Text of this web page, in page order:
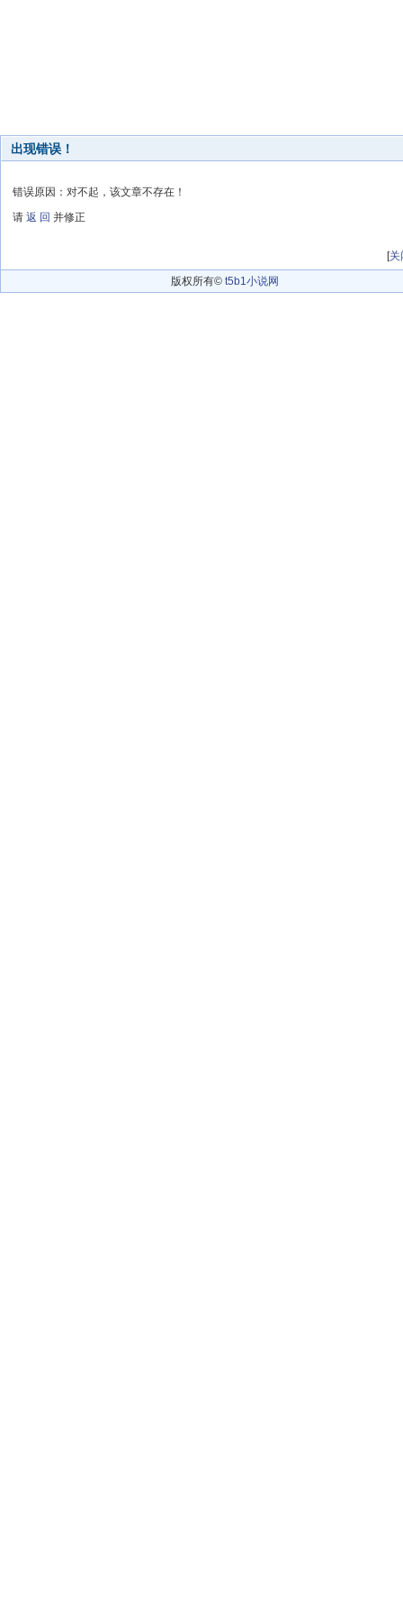
出现错误！
错误原因：对不起，该文章不存在！
请 返 回 并修正
[关
版权所有© t5b1小说网